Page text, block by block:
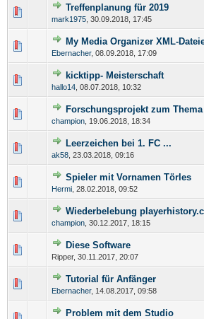
Treffenplanung für 2019
mark1975 30.09.2018, 17:45
My Media Organizer XML-
Ebernacher, 08.09.2018, 17:09
kicktipp- Meisterschaft
hallo14 08.07.2018, 10:32
Forschungsprojekt zum
champion 19.06.2018, 18:34
Leerzeichen bei 1. FC ...
ak58 23.03.2018, 09:16
Spieler mit Vornamen Törles
Hermi 28.02.2018, 09:52
Wiederbelebung
champion 30.12.2017, 18:15
Diese Software
Ripper, 30.11.2017, 20:07
Tutorial für Anfänger
Ebernacher, 14.08.2017, 09:58
Problem mit dem Studio